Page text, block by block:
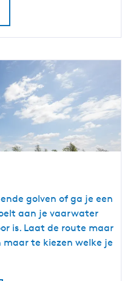
golven of ga je een
aan je vaarwater
is. Laat de route maar
maar te kiezen welke je